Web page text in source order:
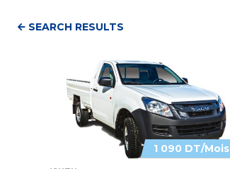
SEARCH RESULTS
1 090 DT/Mois